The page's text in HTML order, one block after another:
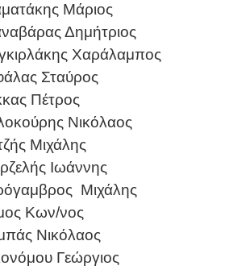
Μάριος
Δημήτριος
Χαράλαμπος
Σταύρος
Πέτρος
Νικόλαος
Μιχάλης
Ιωάννης
Μιχάλης
Κων/νος
Νικόλαος
Γεώργιος